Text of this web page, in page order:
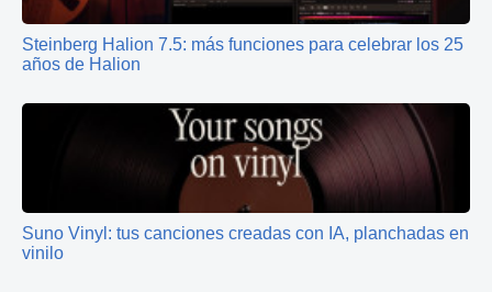
Steinberg Halion 7.5: más funciones para celebrar los 25
años de Halion
Suno Vinyl: tus canciones creadas con IA, planchadas en
vinilo